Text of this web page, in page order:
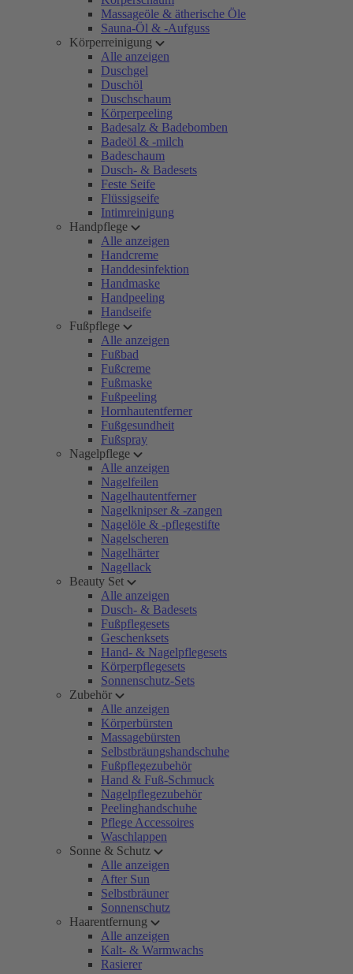
Massageöle & ätherische Öle
Sauna-Öl & -Aufguss
Körperreinigung
Alle anzeigen
Duschgel
Duschöl
Duschschaum
Körperpeeling
Badesalz & Badebomben
Badeöl & -milch
Badeschaum
Dusch- & Badesets
Feste Seife
Flüssigseife
Intimreinigung
Handpflege
Alle anzeigen
Handcreme
Handdesinfektion
Handmaske
Handpeeling
Handseife
Fußpflege
Alle anzeigen
Fußbad
Fußcreme
Fußmaske
Fußpeeling
Hornhautentferner
Fußgesundheit
Fußspray
Nagelpflege
Alle anzeigen
Nagelfeilen
Nagelhautentferner
Nagelknipser & -zangen
Nagelöle & -pflegestifte
Nagelscheren
Nagelhärter
Nagellack
Beauty Set
Alle anzeigen
Dusch- & Badesets
Fußpflegesets
Geschenksets
Hand- & Nagelpflegesets
Körperpflegesets
Sonnenschutz-Sets
Zubehör
Alle anzeigen
Körperbürsten
Massagebürsten
Selbstbräungshandschuhe
Fußpflegezubehör
Hand & Fuß-Schmuck
Nagelpflegezubehör
Peelinghandschuhe
Pflege Accessoires
Waschlappen
Sonne & Schutz
Alle anzeigen
After Sun
Selbstbräuner
Sonnenschutz
Haarentfernung
Alle anzeigen
Kalt- & Warmwachs
Rasierer